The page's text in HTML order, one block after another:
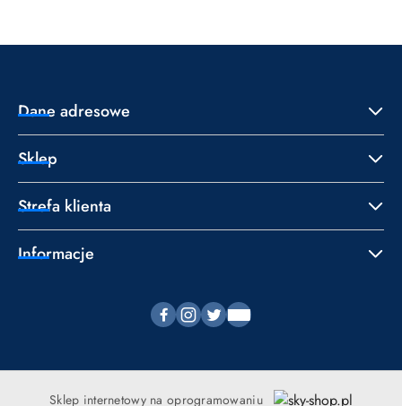
Dane adresowe
Sklep
Strefa klienta
Informacje
Sklep internetowy na oprogramowaniu